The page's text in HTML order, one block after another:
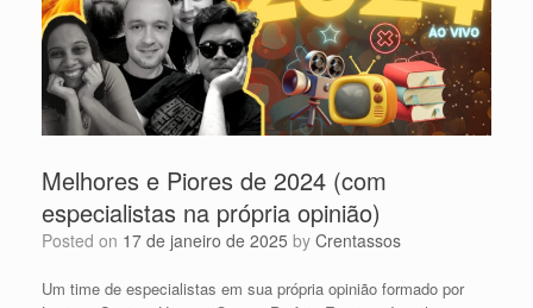
Melhores e Piores de 2024 (com
especialistas na própria opinião)
Posted on 17 de janeiro de 2025 by Crentassos
Um time de especialistas em sua própria opinião formado por